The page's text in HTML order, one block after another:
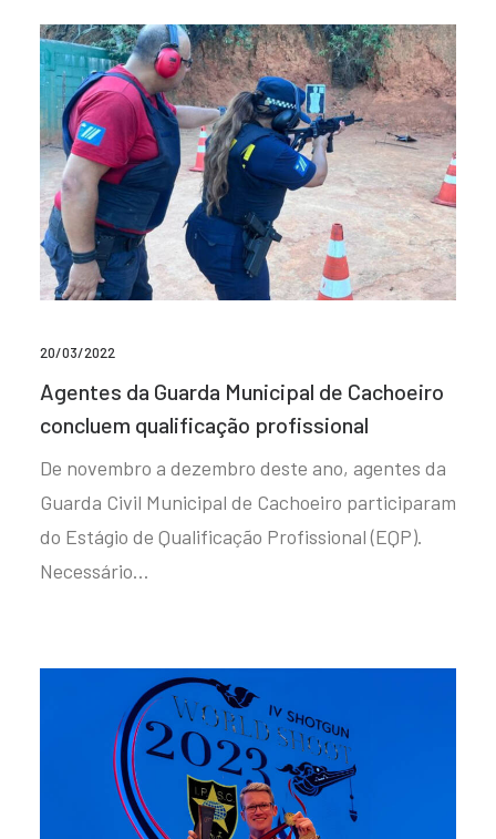
20/03/2022
Agentes da Guarda Municipal de Cachoeiro
concluem qualificação profissional
De novembro a dezembro deste ano, agentes da
Guarda Civil Municipal de Cachoeiro participaram
do Estágio de Qualificação Profissional (EQP).
Necessário…